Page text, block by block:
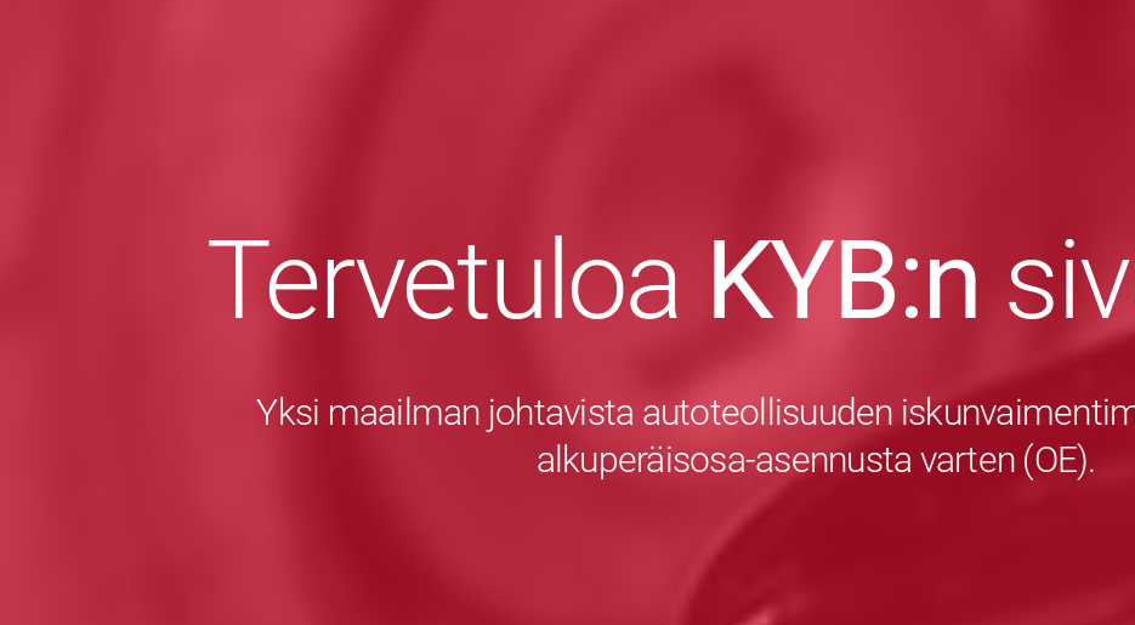
Tervetuloa KYB:n
Yksi maailman johtavista autoteollisuuden
alkuperäisosa-asennusta varten (OE).